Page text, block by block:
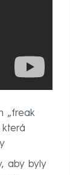
„freak
aby byly